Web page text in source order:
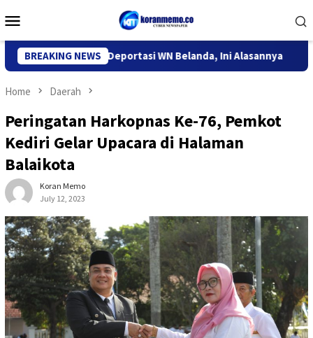
to
Menu
BREAKING NEWS
Kediri Deportasi WN Belanda, Ini Alasannya 9 Desa
Home Daerah
Peringatan Harkopnas Ke-76, Pemkot
Kediri Gelar Upacara di Halaman
Balaikota
Koran Memo
July 12, 2023